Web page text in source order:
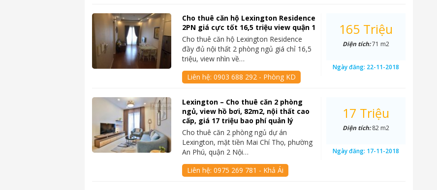
Cho thuê căn hộ Lexington Residence
2PN giá cực tốt 16,5 triệu view quận 1
Cho thuê căn hộ Lexington Residence
đầy đủ nội thất 2 phòng ngủ giá chỉ 16,5
triệu, view nhìn về…
Liên hệ:0903 688 292 - Phòng KD
165 Triệu
Diện tích:71 m2
Ngày đăng: 22-11-2018
Lexington – Cho thuê căn 2 phòng
ngủ, view hồ bơi, 82m2, nội thất cao
cấp, giá 17 triệu bao phí quản lý
Cho thuê căn 2 phòng ngủ dự án
Lexington, mặt tiền Mai Chí Thọ, phường
An Phú, quận 2 Nội…
Liên hệ:0975 269 781 - Khả Ái
17 Triệu
Diện tích:82 m2
Ngày đăng: 17-11-2018